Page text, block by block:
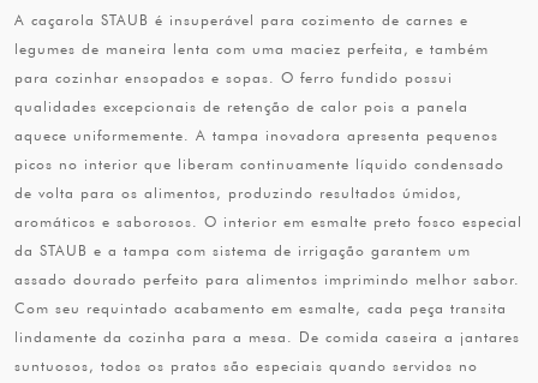
A caçarola STAUB é insuperável para cozimento de carnes e
legumes de maneira lenta com uma maciez perfeita, e também
para cozinhar ensopados e sopas. O ferro fundido possui
qualidades excepcionais de retenção de calor pois a panela
aquece uniformemente. A tampa inovadora apresenta pequenos
picos no interior que liberam continuamente líquido condensado
de volta para os alimentos, produzindo resultados úmidos,
aromáticos e saborosos. O interior em esmalte preto fosco especial
da STAUB e a tampa com sistema de irrigação garantem um
assado dourado perfeito para alimentos imprimindo melhor sabor.
Com seu requintado acabamento em esmalte, cada peça transita
lindamente da cozinha para a mesa. De comida caseira a jantares
suntuosos, todos os pratos são especiais quando servidos no